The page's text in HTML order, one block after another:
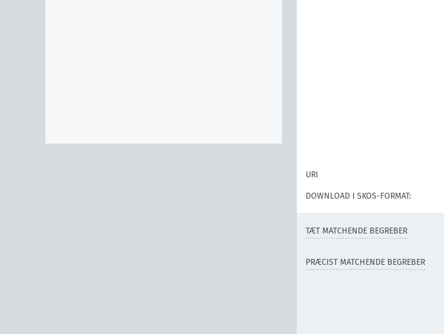
URI
DOWNLOAD I SKOS-FORMAT:
TÆT MATCHENDE BEGREBER
PRÆCIST MATCHENDE BEGREBER